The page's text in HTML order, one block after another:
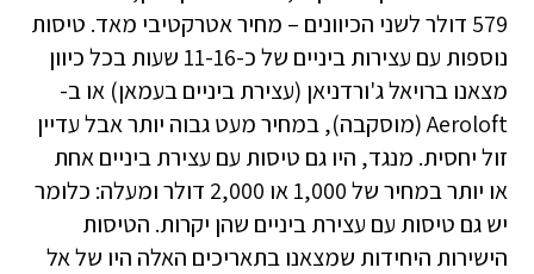
579 דולר לשני הכיוונים – מחיר אטרקטיבי מאד. טיסות
נוספות עם עצירות ביניים של כ-11-16 שעות בכל כיוון
מצאנו ברויאל ג'ורדניאן (עצירת ביניים בעמאן) או ב-
Aeroloft (מוסקבה), במחיר מעט גבוה יותר אבל עדיין
זול יחסית. מנגד, היו גם טיסות עם עצירת ביניים אחת
או יותר במחיר של 1,000 או 2,000 דולר ומעלה: כלומר
יש גם טיסות עם עצירת ביניים שהן יקרות. הטיסות
הישירות היחידות שמצאנו בתאריכים האלה היו של אל